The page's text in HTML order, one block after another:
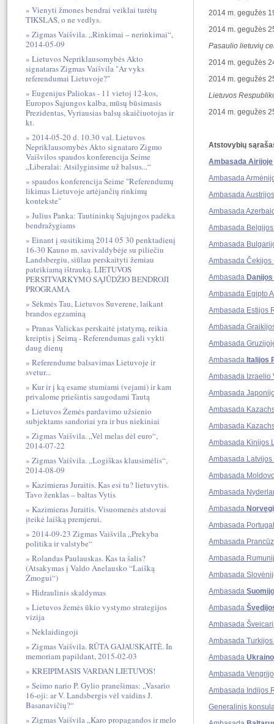
2014 m. gegužės
2014 m. gegužės
Pasaulio lietuvių
2014 m. gegužės
2014 m. gegužės
Lietuvos
2014 m. gegužės
Atstovybių
Ambasada Airijoje
Ambasada
Ambasada
Ambasada
Ambasada
Ambasada
Ambasada
Ambasada
Ambasada Egipto
Ambasada Estijos
Ambasada
Ambasada
Ambasada Italijos
Ambasada Izraelio
Ambasada
Ambasada
Ambasada
Ambasada Kinijos
Ambasada
Ambasada
Ambasada
Ambasada
Ambasada
Ambasada
Ambasada
Ambasada
Ambasada
Ambasada
Ambasada
Ambasada
Ambasada
Ambasada
Ambasada Indijos
Generalinis
Vienyti žmones bendrai veiklai turėtų
TIKSLAS, o ne vedlys.
Zigmas Vaišvila. „Rinkimai – nerinkimai“,
2014-05-09
Lietuvos Nepriklausomybės Akto
signataras Zigmas Vaišvila "Ar vyks
referendumai Lietuvoje?"
Eugenijus Paliokas - 11 vietoj 12-kos,
Europos Sąjungos kalba, mūsų būsimasis
Prezidentas, Vyriausias balsų skaičiuotojas ir
kt.
2014-05-20 d. 10.30 val. Lietuvos
Nepriklausomybės Akto signataro Zigmo
Vaišvilos spaudos konferencija Seime
„Liberalai: Atsilyginsime už balsus...“
spaudos konferencija Seime "Referendumų
likimas Lietuvoje artėjančių rinkimų
kontekste"
Julius Panka: Tautininkų Sąjujngos padėka
bendražygiams
Einant į susitikimą 2014 05 30 penktadienį
16-30 Kauno m. savivaldybėje su piliečiu
Landsbergiu, siūlau perskaityti žemiau
pateikiamą ištrauką. LIETUVOS
PERSITVARKYMO SĄJŪDŽIO BENDROJI
PROGRAMA
Sėkmės Tau, Lietuvos Suverene, laikant
brandos egzaminą
Pranas Valickas perskaitė įstatymą, reikia
kreiptis į Seimą - Referendumas gali vykti
daug dienų
Referendume balsavimas Lietuvoje ir
svetur...
Kur ir į ką esame stumiami (vejami) ir kam
privalome priešintis saugodami Tautą
Lietuvos Žemės pardavimo užsienio
subjektams sandoriai yra ir bus niekiniai
Zigmas Vaišvila. „Vėl melas dėl euro“,
2014-07-22
Zigmas Vaišvila. „Logiškas klausimėlis“,
2014-08-09
Kazimieras Juraitis. Kas esi tu? lietuvytis.
Tavo ženklas – baltas Vytis
Kazimieras Juraitis. Visuomenės atstovai
įteikė laišką premjerui.
2014-09-23 Zigmas Vaišvila „Prekyba
politika ir valstybe“
Rolandas Paulauskas. Kas ta šalis?
(Atsakymas į Valdo Anelausko “Laišką
Žmogui“)
Hidraulinis skaldymas
Lietuvos žemės ūkio vystymo strategijos
vizija
Neklaidingoji
Zigmas Vaišvila. RŪTA GAJAUSKAITĖ. In
memoriam papildant, 2015-02-03
KREIPIMASIS VARDAN LIETUVOS!
Seimo nario P. Gylio pranešimas: „Vasario
16-oji: ar V. Landsbergis vėl vaidins J.
Basanavičių?“
Zigmas Vaišvila „Karo propagandos ir melo